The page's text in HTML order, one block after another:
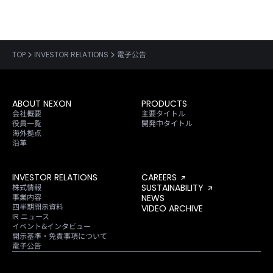
TOP INVESTOR RELATIONS 電子公告
ABOUT NEXON
会社概要
役員一覧
海外拠点
沿革
PRODUCTS
主要タイトル
開発中タイトル
INVESTOR RELATIONS
株式情報
事業内容
四半期開示資料
IR ニュース
イベント&インタビュー
開示基準・免責事項について
電子公告
CAREERS
SUSTAINABILITY
NEWS
VIDEO ARCHIVE